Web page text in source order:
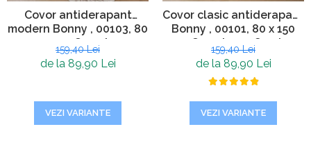
Covor antiderapant
modern Bonny , 00103, 80
x 150 cm, Crem Ivory,
Grosime 5mm
159,40 Lei
de la 89,90 Lei
VEZI VARIANTE
Covor clasic antiderapant
Bonny , 00101, 80 x 150
cm, Crem Ivory, Grosime
5mm
159,40 Lei
de la 89,90 Lei
VEZI VARIANTE